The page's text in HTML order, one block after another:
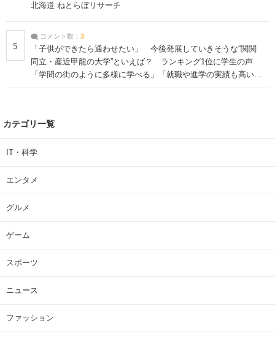
北海道 ねとらぼリサーチ
5
コメント数： 3
「子供ができたら通わせたい」 今後発展していきそうな“関関
同立・産近甲龍の大学”といえば？ ランキング1位に学生の声
「学問の街のように多様に学べる」「就職や進学の実績も高い」
| 大学 ねとらぼリサーチ
カテゴリ一覧
IT・科学
エンタメ
グルメ
ゲーム
スポーツ
ニュース
ファッション